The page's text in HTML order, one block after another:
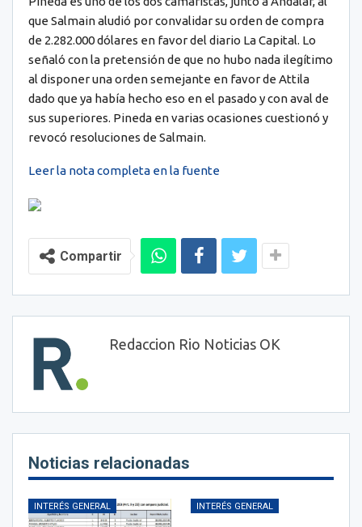
que Salmain aludió por convalidar su orden de compra
de 2.282.000 dólares en favor del diario La Capital. Lo
señaló con la pretensión de que no hubo nada ilegítimo
al disponer una orden semejante en favor de Attila
dado que ya había hecho eso en el pasado y con aval de
sus superiores. Pineda en varias ocasiones cuestionó y
revocó resoluciones de Salmain.
Leer la nota completa en la fuente
Compartir
Redaccion Rio Noticias OK
Noticias relacionadas
INTERÉS GENERAL INTERÉS GENERAL